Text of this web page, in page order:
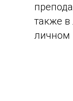
также
личном